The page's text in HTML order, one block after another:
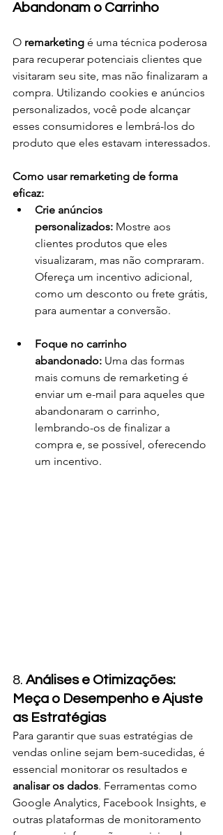
Abandonam o Carrinho
O remarketing é uma técnica poderosa
para recuperar potenciais clientes que
visitaram seu site, mas não finalizaram a
compra. Utilizando cookies e anúncios
personalizados, você pode alcançar
esses consumidores e lembrá-los do
produto que eles estavam interessados.
Como usar remarketing de forma
eficaz:
Crie anúncios
personalizados: Mostre aos
clientes produtos que eles
visualizaram, mas não compraram.
Ofereça um incentivo adicional,
como um desconto ou frete grátis,
para aumentar a conversão.
Foque no carrinho
abandonado: Uma das formas
mais comuns de remarketing é
enviar um e-mail para aqueles que
abandonaram o carrinho,
lembrando-os de finalizar a
compra e, se possível, oferecendo
um incentivo.
8. Análises e Otimizações:
Meça o Desempenho e Ajuste
as Estratégias
Para garantir que suas estratégias de
vendas online sejam bem-sucedidas, é
essencial monitorar os resultados e
analisar os dados. Ferramentas como
Google Analytics, Facebook Insights, e
outras plataformas de monitoramento